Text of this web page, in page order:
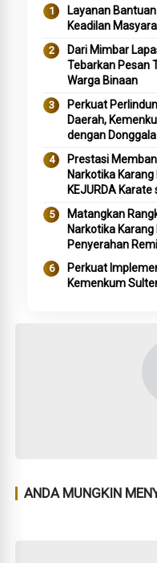
Layanan
Keadilan
Dari Mimbar
Tebarkan Pesan
Warga Binaan
Perkuat
Daerah,
dengan Donggala
Prestasi
Narkotika
KEJURDA
Matangkan
Narkotika
Penyerahan
Perkuat
Kemenkum
ANDA MUNGKIN